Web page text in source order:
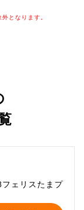
となります。
ェリスたまプ